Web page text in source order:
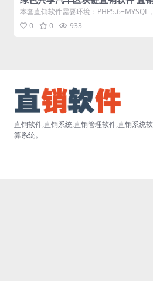
销管理软件
本套直销软件需要环境：PHP5.6+MYSQL
色共享汽车区块链直销软件...
0 0 933
直销软件,直销系统,直销管理软件,直销系统
算系统。